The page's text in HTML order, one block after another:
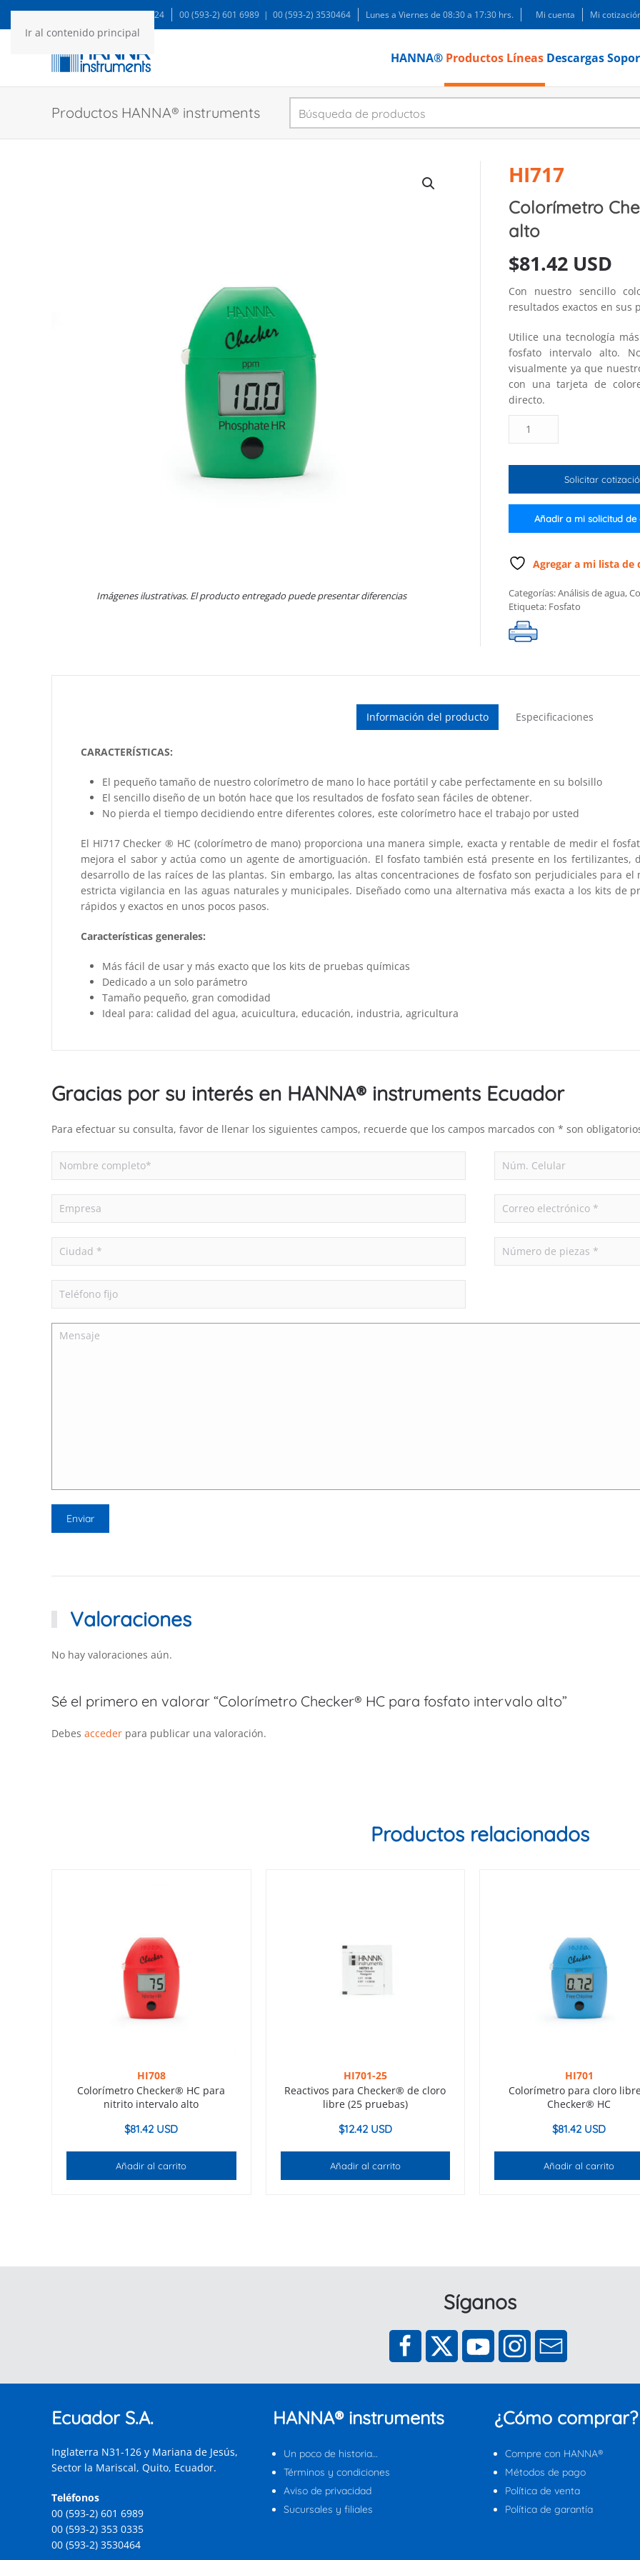
Ir al contenido principal
WA: 99935 1624 00 (593-2) 601 6989 | 00 (593-2) 3530464 Lunes a Viernes de 08:30 a 17:30 hrs. Mi cuenta Mi
HANNA® Productos Líneas Descargas
Productos HANNA® instruments
Imágenes ilustrativas. El producto entregado puede presentar diferencias
HI717
Colorímetro
alto
$81.42 USD
Con nuestro sencillo
resultados exactos en sus
Utilice una tecnología
fosfato intervalo alto.
visualmente ya que
con una tarjeta de
directo.
Checker®
para
cantidad
Solicitar
Añadir a mi solicitud de
Agregar a mi lista de
Categorías:Análisis de agua,
Etiqueta: Fosfato
Información del producto Especificaciones
CARACTERÍSTICAS:
El pequeño tamaño de nuestro colorímetro de mano lo hace portátil y cabe perfectamente en su bolsillo
El sencillo diseño de un botón hace que los resultados de fosfato sean fáciles de obtener.
No pierda el tiempo decidiendo entre diferentes colores, este colorímetro hace el trabajo por usted
El HI717 Checker ® HC (colorímetro de mano) proporciona una manera simple, exacta y rentable de medir el
mejora el sabor y actúa como un agente de amortiguación. El fosfato también está presente en los
desarrollo de las raíces de las plantas. Sin embargo, las altas concentraciones de fosfato son perjudiciales para
estricta vigilancia en las aguas naturales y municipales. Diseñado como una alternativa más exacta a los kits de
rápidos y exactos en unos pocos pasos.
Características generales:
Más fácil de usar y más exacto que los kits de pruebas químicas
Dedicado a un solo parámetro
Tamaño pequeño, gran comodidad
Ideal para: calidad del agua, acuicultura, educación, industria, agricultura
Gracias por su interés en HANNA® instruments Ecuador
Para efectuar su consulta, favor de llenar los siguientes campos, recuerde que los campos marcados con * son
Valoraciones
No hay valoraciones aún.
Sé el primero en valorar “Colorímetro Checker® HC para fosfato intervalo alto”
Debes acceder para publicar una valoración.
Productos relacionados
HI708
Colorímetro Checker® HC para
nitrito intervalo alto
$81.42 USD
Añadir al carrito
HI701-25
Reactivos para Checker® de cloro
libre (25 pruebas)
$12.42 USD
Añadir al carrito
HI701
Colorímetro para cloro
Checker® HC
$81.42 USD
Añadir al carrito
Síganos
Ecuador S.A.
Inglaterra N31-126 y Mariana de Jesús,
Sector la Mariscal, Quito, Ecuador.
Teléfonos
00 (593-2) 601 6989
00 (593-2) 353 0335
00 (593-2) 3530464
HANNA® instruments
Un poco de historia…
Términos y condiciones
Aviso de privacidad
Sucursales y filiales
¿Cómo comprar?
Compre con HANNA®
Métodos de pago
Política de venta
Política de garantía